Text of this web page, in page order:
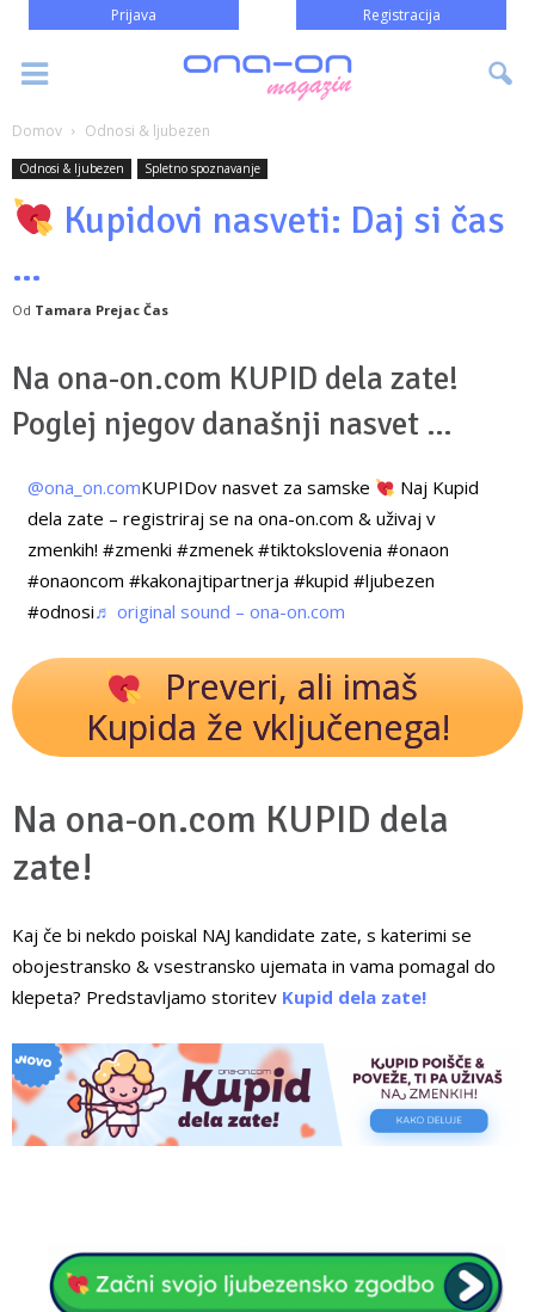
Prijava Registracija
Domov Odnosi & ljubezen
Odnosi & ljubezen Spletno spoznavanje
Kupidovi nasveti: Daj si čas
…
Od Tamara Prejac Čas
Na ona-on.com KUPID dela zate!
Poglej njegov današnji nasvet …
@ona_on.comKUPIDov nasvet za samske
Naj Kupid
dela zate – registriraj se na ona-on.com & uživaj v
zmenkih! #zmenki #zmenek #tiktokslovenia #onaon
#onaoncom #kakonajtipartnerja #kupid #ljubezen
#odnosi♬ original sound – ona-on.com
Preveri, ali imaš
Kupida že vključenega!
Na ona-on.com KUPID dela
zate!
Kaj če bi nekdo poiskal NAJ kandidate zate, s katerimi se
obojestransko & vsestransko ujemata in vama pomagal do
klepeta? Predstavljamo storitev Kupid dela zate!